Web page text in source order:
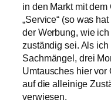
in den Markt mit
„Service“ (so was
der Werbung, wie
zuständig sei. Als ich
Sachmängel, drei
Umtausches hier vor
auf die alleinige
verwiesen.